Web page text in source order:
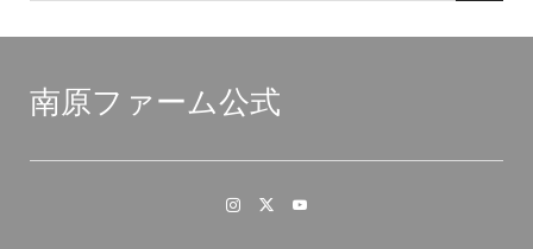
南原ファーム公式